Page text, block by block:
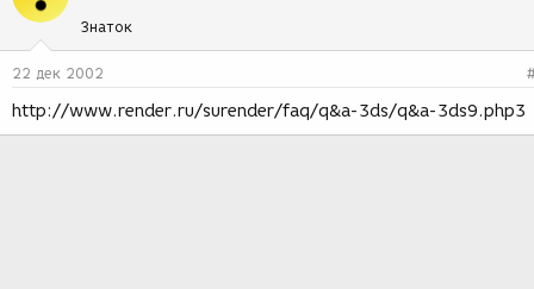
Знаток
22 дек 2002
http://www.render.ru/surender/faq/q&a-3ds/q&a-3ds9.php3